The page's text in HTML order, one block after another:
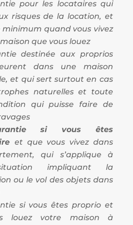
pour les locataires qui
risques de la location, et
minimum quand vous vivez
que vous louez
destinée aux proprios
dans une maison
et qui sert surtout en cas
naturelles et toute
qui puisse faire de
si vous êtes
et que vous vivez dans
qui s’applique à
impliquant la
ou le vol des objets dans
si vous êtes proprio et
louez votre maison à